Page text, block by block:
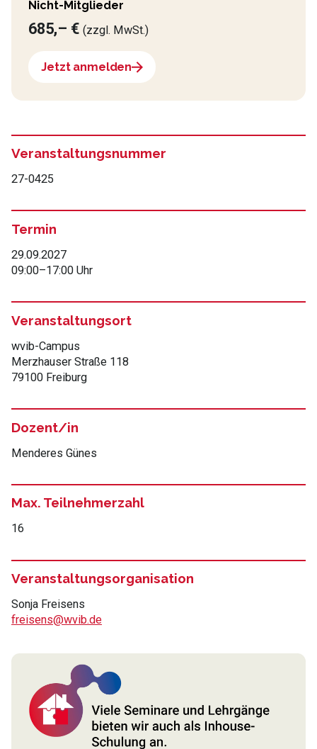
Nicht-Mitglieder
685,– €(zzgl. MwSt.)
Jetzt anmelden
Veranstaltungsnummer
27-0425
Termin
29.09.2027
09:00–17:00 Uhr
Veranstaltungsort
wvib-Campus
Merzhauser Straße 118
79100 Freiburg
Dozent/in
Menderes Günes
Max. Teilnehmerzahl
16
Veranstaltungsorganisation
Sonja Freisens
freisens@wvib.de